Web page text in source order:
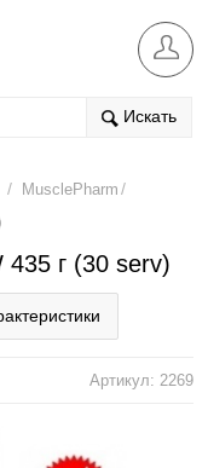
Искать
/ MusclePharm /
435 г (30 serv)
Артикул: 2269